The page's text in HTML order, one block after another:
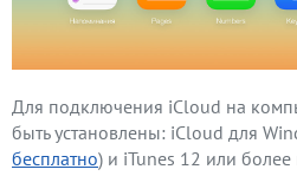
Для подключения iCloud на
быть установлены: iCloud для
бесплатно) и iTunes 12 или